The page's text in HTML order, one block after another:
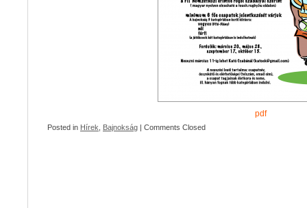
pdf
Posted in Hírek Bajnokság | Comments Closed